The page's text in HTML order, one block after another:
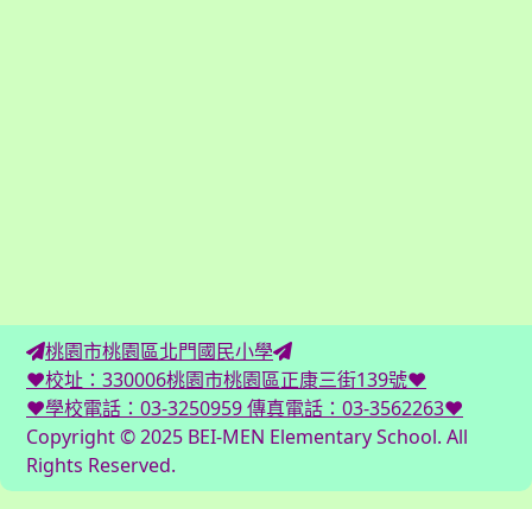
桃園市桃園區北門國民小學
♥校址：330006桃園市桃園區正康三街139號♥
♥學校電話：03-3250959 傳真電話：03-3562263♥
Copyright © 2025 BEI-MEN Elementary School. All
Rights Reserved.